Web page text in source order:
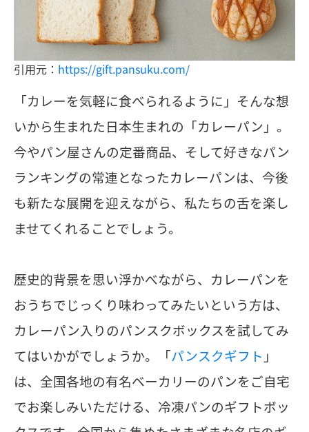
引用元： https://gift.pansuku.com/
「カレーを気軽に食べられるように」そんな想
いから生まれた日本生まれの「カレーパン」。
今やパン屋さんの定番商品、そして好きなパン
ランキングの常連となったカレーパンは、今後
も新たな展開を迎えながら、私たちの舌を楽し
ませてくれることでしょう。
歴史的背景を思い浮かべながら、カレーパンを
おうちでじっくり味わってみたいという方は、
カレーパン入りのパンスクボックスを試してみ
てはいかがでしょうか。「パンスクギフト 」
は、全国各地の有名ベーカリーのパンをご自宅
でお楽しみいただける、冷凍パンのギフトボッ